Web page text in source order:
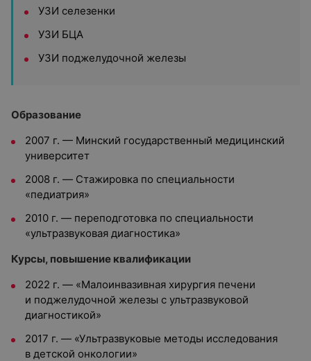
УЗИ селезенки
УЗИ БЦА
УЗИ поджелудочной железы
Образование
2007 г. — Минский государственный медицинский
университет
2008 г. — Cтажировка по специальности
«педиатрия»
2010 г. — переподготовка по специальности
«ультразвуковая диагностика»
Курсы, повышение квалификации
2022 г. — «Малоинвазивная хирургия печени
и поджелудочной железы с ультразвуковой
диагностикой»
2017 г. — «Ультразвуковые методы исследования
в детской онкологии»